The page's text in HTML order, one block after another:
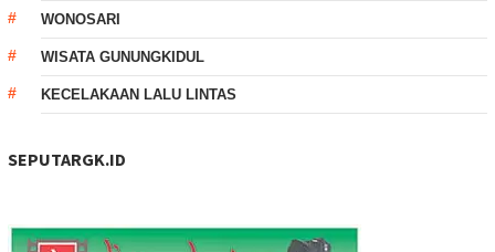
WONOSARI
WISATA GUNUNGKIDUL
KECELAKAAN LALU LINTAS
SEPUTARGK.ID